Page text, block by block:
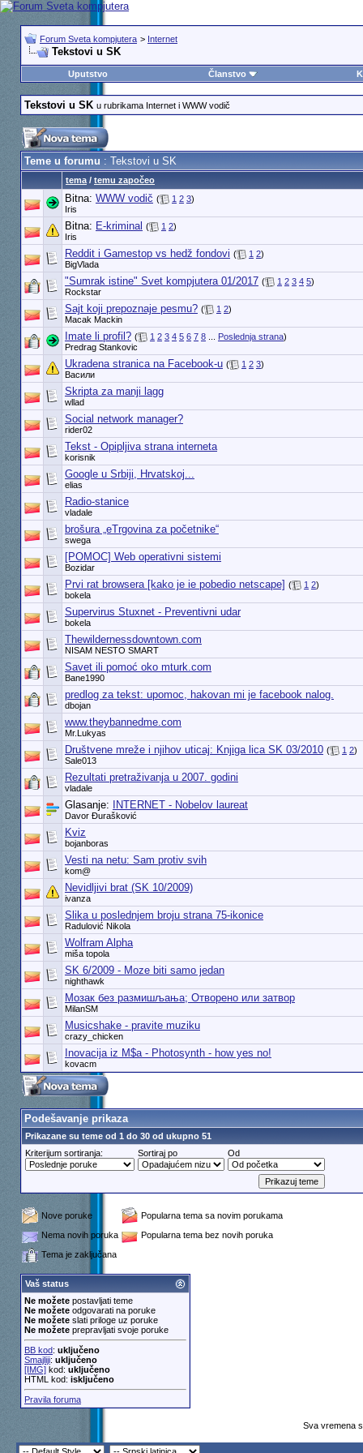
Forum Sveta kompjutera > Internet
Tekstovi u SK
Uputstvo Članstvo
Tekstovi u SK u rubrikama Internet i WWW vodič
Teme u forumu: Tekstovi u SK
tema/ temu započeo
Bitna: WWW vodič ( 1 2 3)
Iris
Bitna: E-kriminal ( 1 2)
Iris
Reddit i Gamestop vs hedž fondovi ( 1 2)
BigVlada
"Sumrak istine" Svet kompjutera 01/2017 ( 1 2 3 4 5)
Rockstar
Sajt koji prepoznaje pesmu? ( 1 2)
Macak Mackin
Imate li profil? ( 1 2 3 4 5 6 7 8... Poslednja strana)
Predrag Stankovic
Ukradena stranica na Facebook-u ( 1 2 3)
Васили
Skripta za manji lagg
wllad
Social network manager?
rider02
Tekst - Opipljiva strana interneta
korisnik
Google u Srbiji, Hrvatskoj...
elias
Radio-stanice
vladale
brošura „eTrgovina za početnike“
swega
[POMOC] Web operativni sistemi
Bozidar
Prvi rat browsera [kako je ie pobedio netscape] ( 1 2)
bokela
Supervirus Stuxnet - Preventivni udar
bokela
Thewildernessdowntown.com
NISAM NESTO SMART
Savet ili pomoć oko mturk.com
Bane1990
predlog za tekst: upomoc, hakovan mi je facebook nalog.
dbojan
www.theybannedme.com
Mr.Lukyas
Društvene mreže i njihov uticaj: Knjiga lica SK 03/2010 ( 1 2)
Sale013
Rezultati pretraživanja u 2007. godini
vladale
Glasanje: INTERNET - Nobelov laureat
Davor Đurašković
Kviz
bojanboras
Vesti na netu: Sam protiv svih
kom@
Nevidljivi brat (SK 10/2009)
ivanza
Slika u poslednjem broju strana 75-ikonice
Radulović Nikola
Wolfram Alpha
miša topola
SK 6/2009 - Moze biti samo jedan
nighthawk
Мозак без размишљања; Отворено или затвор
MilanSM
Musicshake - pravite muziku
crazy_chicken
Inovacija iz M$a - Photosynth - how yes no!
kovacm
Podešavanje prikaza
Prikazane su teme od 1 do 30 od ukupno 51
Kriterijum sortiranja:
Sortiraj po Od
Nove poruke
Popularna tema sa novim porukama
Nema novih poruka
Popularna tema bez novih poruka
Tema je zaključana
Vaš status
Ne možetepostavljati teme
Ne možeteodgovarati na poruke
Ne možeteslati priloge uz poruke
Ne možeteprepravljati svoje poruke
BB kod: uključeno
Smajliji: uključeno
[IMG]kod: uključeno
HTML kod: isključeno
Pravila foruma
Sva vremena